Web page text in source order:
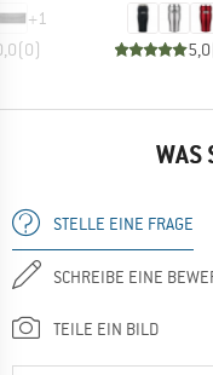
+1
(0) 5,0
WAS
STELLE EINE FRAGE
SCHREIBE EINE
TEILE EIN BILD